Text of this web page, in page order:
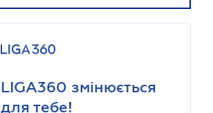
LIGA360 змінюється
для тебе!